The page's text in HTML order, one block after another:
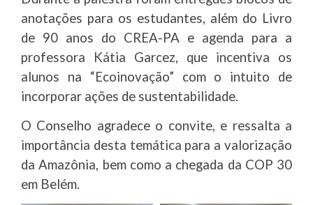
anotações para os estudantes, além do Livro
de 90 anos do CREA-PA e agenda para a
professora Kátia Garcez, que incentiva os
alunos na “Ecoinovação” com o intuito de
incorporar ações de sustentabilidade.
O Conselho agradece o convite, e ressalta a
importância desta temática para a valorização
da Amazônia, bem como a chegada da COP 30
em Belém.